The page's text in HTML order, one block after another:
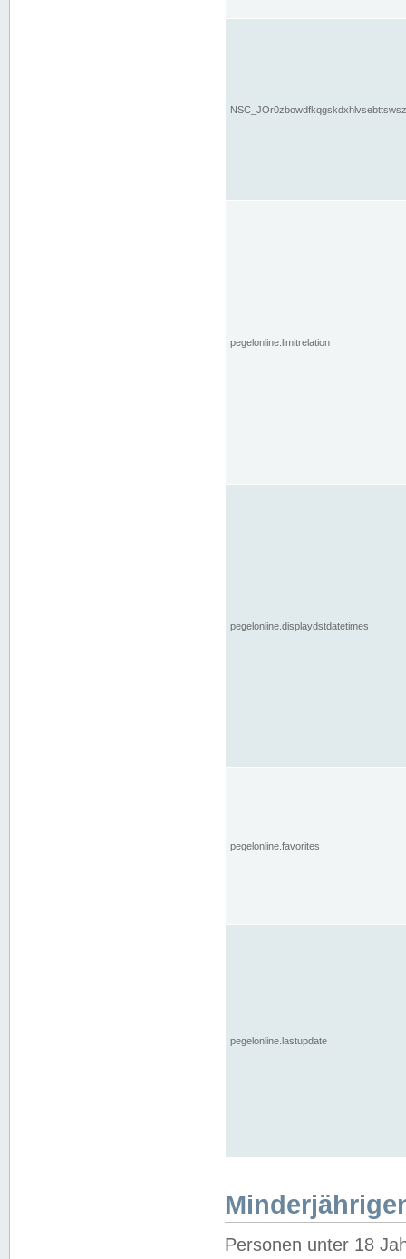
pegelonline.limitrelation
pegelonline.displaydstdatetimes
pegelonline.favorites
pegelonline.lastupdate
Personen unter 18